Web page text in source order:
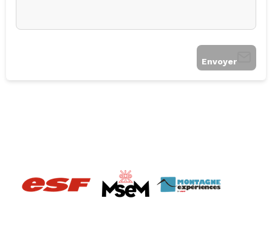
Envoyer